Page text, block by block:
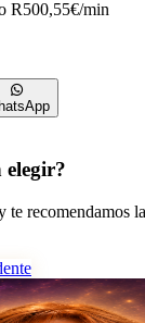
R500,55€/min
elegir?
te recomendamos